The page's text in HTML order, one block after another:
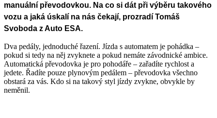
manuální převodovkou. Na co si dát při výběru takového
vozu a jaká úskalí na nás čekají, prozradí Tomáš
Svoboda z Auto ESA.
Dva pedály, jednoduché řazení. Jízda s automatem je pohádka –
pokud si tedy na něj zvyknete a pokud nemáte závodnické ambice.
Automatická převodovka je pro pohodáře – zařadíte rychlost a
jedete. Řadíte pouze plynovým pedálem – převodovka všechno
obstará za vás. Kdo si na takový styl jízdy zvykne, obvykle by
neměnil.